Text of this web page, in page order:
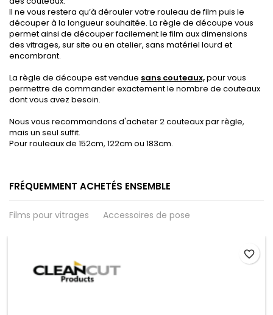
Il ne vous restera qu’à dérouler votre rouleau de film puis le
découper à la longueur souhaitée. La règle de découpe vous
permet ainsi de découper facilement le film aux dimensions
des vitrages, sur site ou en atelier, sans matériel lourd et
encombrant.
La règle de découpe est vendue sans couteaux,pour vous
permettre de commander exactement le nombre de couteaux
dont vous avez besoin.
Nous vous recommandons d'acheter 2 couteaux par règle,
mais un seul suffit.
Pour rouleaux de 152cm, 122cm ou 183cm.
FRÉQUEMMENT ACHETÉS ENSEMBLE
Films pour vitrages Accessoires de pose
favorite_border